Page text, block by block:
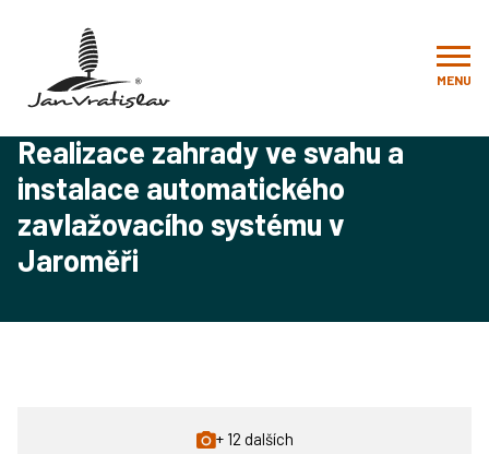
MENU
Zahrady od vizualizace až po realizaci
Realizace
Realizace zahrady ve svahu a instalace automatického
zavlažovacího systému v Jaroměři
Realizace zahrady ve svahu a
instalace automatického
zavlažovacího systému v
Jaroměři
+ 12 dalších